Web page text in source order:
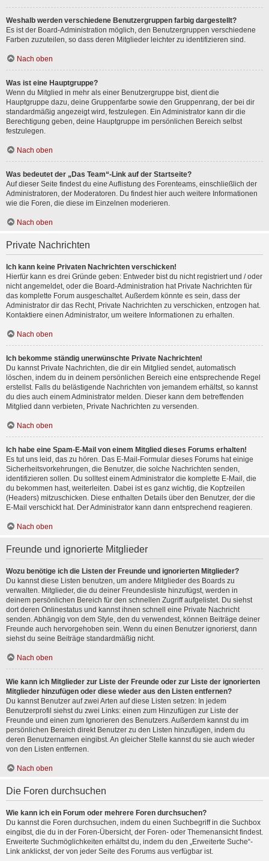
Weshalb werden verschiedene Benutzergruppen farbig dargestellt?
Es ist der Board-Administration möglich, den Benutzergruppen verschiedene
Farben zuzuteilen, so dass deren Mitglieder leichter zu identifizieren sind.
Nach oben
Was ist eine Hauptgruppe?
Wenn du Mitglied in mehr als einer Benutzergruppe bist, dient die
Hauptgruppe dazu, deine Gruppenfarbe sowie den Gruppenrang, der bei dir
standardmäßig angezeigt wird, festzulegen. Ein Administrator kann dir die
Berechtigung geben, deine Hauptgruppe im persönlichen Bereich selbst
festzulegen.
Nach oben
Was bedeutet der „Das Team“-Link auf der Startseite?
Auf dieser Seite findest du eine Auflistung des Forenteams, einschließlich der
Administratoren, der Moderatoren. Du findest hier auch weitere Informationen
wie die Foren, die diese im Einzelnen moderieren.
Nach oben
Private Nachrichten
Ich kann keine Privaten Nachrichten verschicken!
Hierfür kann es drei Gründe geben: Entweder bist du nicht registriert und / oder
nicht angemeldet, oder die Board-Administration hat Private Nachrichten für
das komplette Forum ausgeschaltet. Außerdem könnte es sein, dass der
Administrator dir das Recht, Private Nachrichten zu verschicken, entzogen hat.
Kontaktiere einen Administrator, um weitere Informationen zu erhalten.
Nach oben
Ich bekomme ständig unerwünschte Private Nachrichten!
Du kannst Private Nachrichten, die dir ein Mitglied sendet, automatisch
löschen, indem du in deinem persönlichen Bereich eine entsprechende Regel
erstellst. Falls du belästigende Nachrichten von jemandem erhältst, so kannst
du dies auch einem Administrator melden. Dieser kann dem betreffenden
Mitglied dann verbieten, Private Nachrichten zu versenden.
Nach oben
Ich habe eine Spam-E-Mail von einem Mitglied dieses Forums erhalten!
Es tut uns leid, das zu hören. Das E-Mail-Formular dieses Forums hat einige
Sicherheitsvorkehrungen, die Benutzer, die solche Nachrichten senden,
identifizieren sollen. Du solltest einem Administrator die komplette E-Mail, die
du bekommen hast, weiterleiten. Dabei ist es ganz wichtig, die Kopfzeilen
(Headers) mitzuschicken. Diese enthalten Details über den Benutzer, der die
E-Mail verschickt hat. Der Administrator kann dann entsprechend reagieren.
Nach oben
Freunde und ignorierte Mitglieder
Wozu benötige ich die Listen der Freunde und ignorierten Mitglieder?
Du kannst diese Listen benutzen, um andere Mitglieder des Boards zu
verwalten. Mitglieder, die du deiner Freundesliste hinzufügst, werden in
deinem persönlichen Bereich für den schnellen Zugriff aufgelistet. Du siehst
dort deren Onlinestatus und kannst ihnen schnell eine Private Nachricht
senden. Abhängig von dem Style, den du verwendest, können Beiträge deiner
Freunde auch hervorgehoben sein. Wenn du einen Benutzer ignorierst, dann
siehst du seine Beiträge standardmäßig nicht.
Nach oben
Wie kann ich Mitglieder zur Liste der Freunde oder zur Liste der ignorierten
Mitglieder hinzufügen oder diese wieder aus den Listen entfernen?
Du kannst Benutzer auf zwei Arten auf diese Listen setzen: In jedem
Benutzerprofil siehst du zwei Links: einen zum Hinzufügen zur Liste der
Freunde und einen zum Ignorieren des Benutzers. Außerdem kannst du im
persönlichen Bereich direkt Benutzer zu den Listen hinzufügen, indem du
deren Benutzernamen eingibst. An gleicher Stelle kannst du sie auch wieder
von den Listen entfernen.
Nach oben
Die Foren durchsuchen
Wie kann ich ein Forum oder mehrere Foren durchsuchen?
Du kannst die Foren durchsuchen, indem du einen Suchbegriff in die Suchbox
eingibst, die du in der Foren-Übersicht, der Foren- oder Themenansicht findest.
Erweiterte Suchmöglichkeiten erhältst du, indem du den „Erweiterte Suche“-
Link anklickst, der von jeder Seite des Forums aus verfügbar ist.